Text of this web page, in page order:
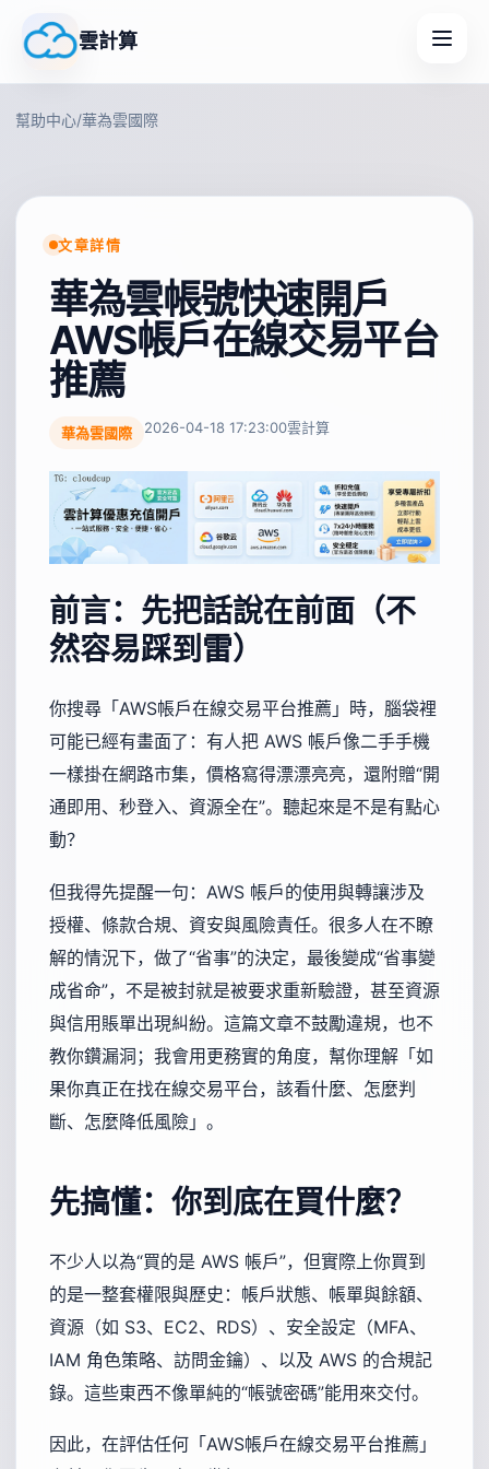
雲計算
幫助中心/華為雲國際
文章詳情
華為雲帳號快速開戶
AWS帳戶在線交易平台
推薦
華為雲國際 2026-04-18 17:23:00雲計算
前言：先把話說在前面（不
然容易踩到雷）
你搜尋「AWS帳戶在線交易平台推薦」時，腦袋裡
可能已經有畫面了：有人把 AWS 帳戶像二手手機
一樣掛在網路市集，價格寫得漂漂亮亮，還附贈“開
通即用、秒登入、資源全在”。聽起來是不是有點心
動？
但我得先提醒一句：AWS 帳戶的使用與轉讓涉及
授權、條款合規、資安與風險責任。很多人在不瞭
解的情況下，做了“省事”的決定，最後變成“省事變
成省命”，不是被封就是被要求重新驗證，甚至資源
與信用賬單出現糾紛。這篇文章不鼓勵違規，也不
教你鑽漏洞；我會用更務實的角度，幫你理解「如
果你真正在找在線交易平台，該看什麼、怎麼判
斷、怎麼降低風險」。
先搞懂：你到底在買什麼？
不少人以為“買的是 AWS 帳戶”，但實際上你買到
的是一整套權限與歷史：帳戶狀態、帳單與餘額、
資源（如 S3、EC2、RDS）、安全設定（MFA、
IAM 角色策略、訪問金鑰）、以及 AWS 的合規記
錄。這些東西不像單純的“帳號密碼”能用來交付。
因此，在評估任何「AWS帳戶在線交易平台推薦」